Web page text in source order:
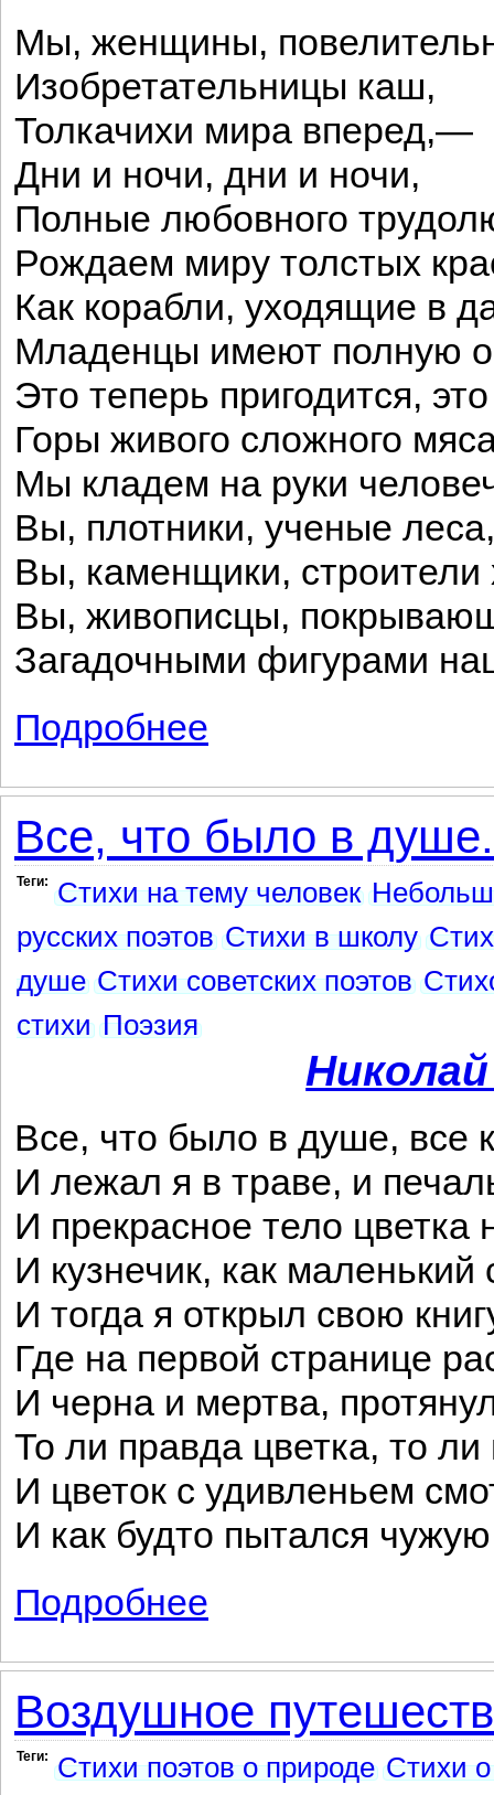
Мы, женщины,
Изобретательницы каш,
Толкачихи мира вперед,—
Дни и ночи, дни и ночи,
Полные любовного
Рождаем миру толстых
Как корабли, уходящие в
Младенцы имеют полную
Это теперь пригодится,
Горы живого сложного
Мы кладем на руки
Вы, плотники, ученые леса,
Вы, каменщики, строители
Вы, живописцы,
Загадочными фигурами
Подробнее
Все, что было в
Теги: Стихи на тему человек
русских поэтов Стихи в школу
душе Стихи советских поэтов
стихи Поэзия
Все, что было в душе, все
И лежал я в траве, и
И прекрасное тело
И кузнечик, как
И тогда я открыл свою
Где на первой странице
И черна и мертва,
То ли правда цветка, то
И цветок с удивленьем
И как будто пытался
Подробнее
Воздушное
Теги: Стихи поэтов о природе Стихи